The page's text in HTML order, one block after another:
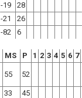
-19
28
-21
26
-82
6
MS P 1 2 3 4 5 6 7
55 52
33
45